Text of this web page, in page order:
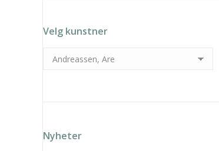
Velg kunstner
Nyheter